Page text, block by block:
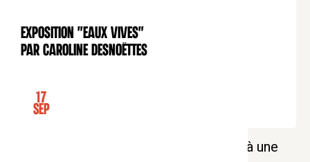
EXPOSITION
Exposition "Eaux Vives"
par Caroline Desnoëttes
17
Sep
Tarif réduit : 5€
Tarif soutien : 25€
Le Collège des Bernardins vous invite à une